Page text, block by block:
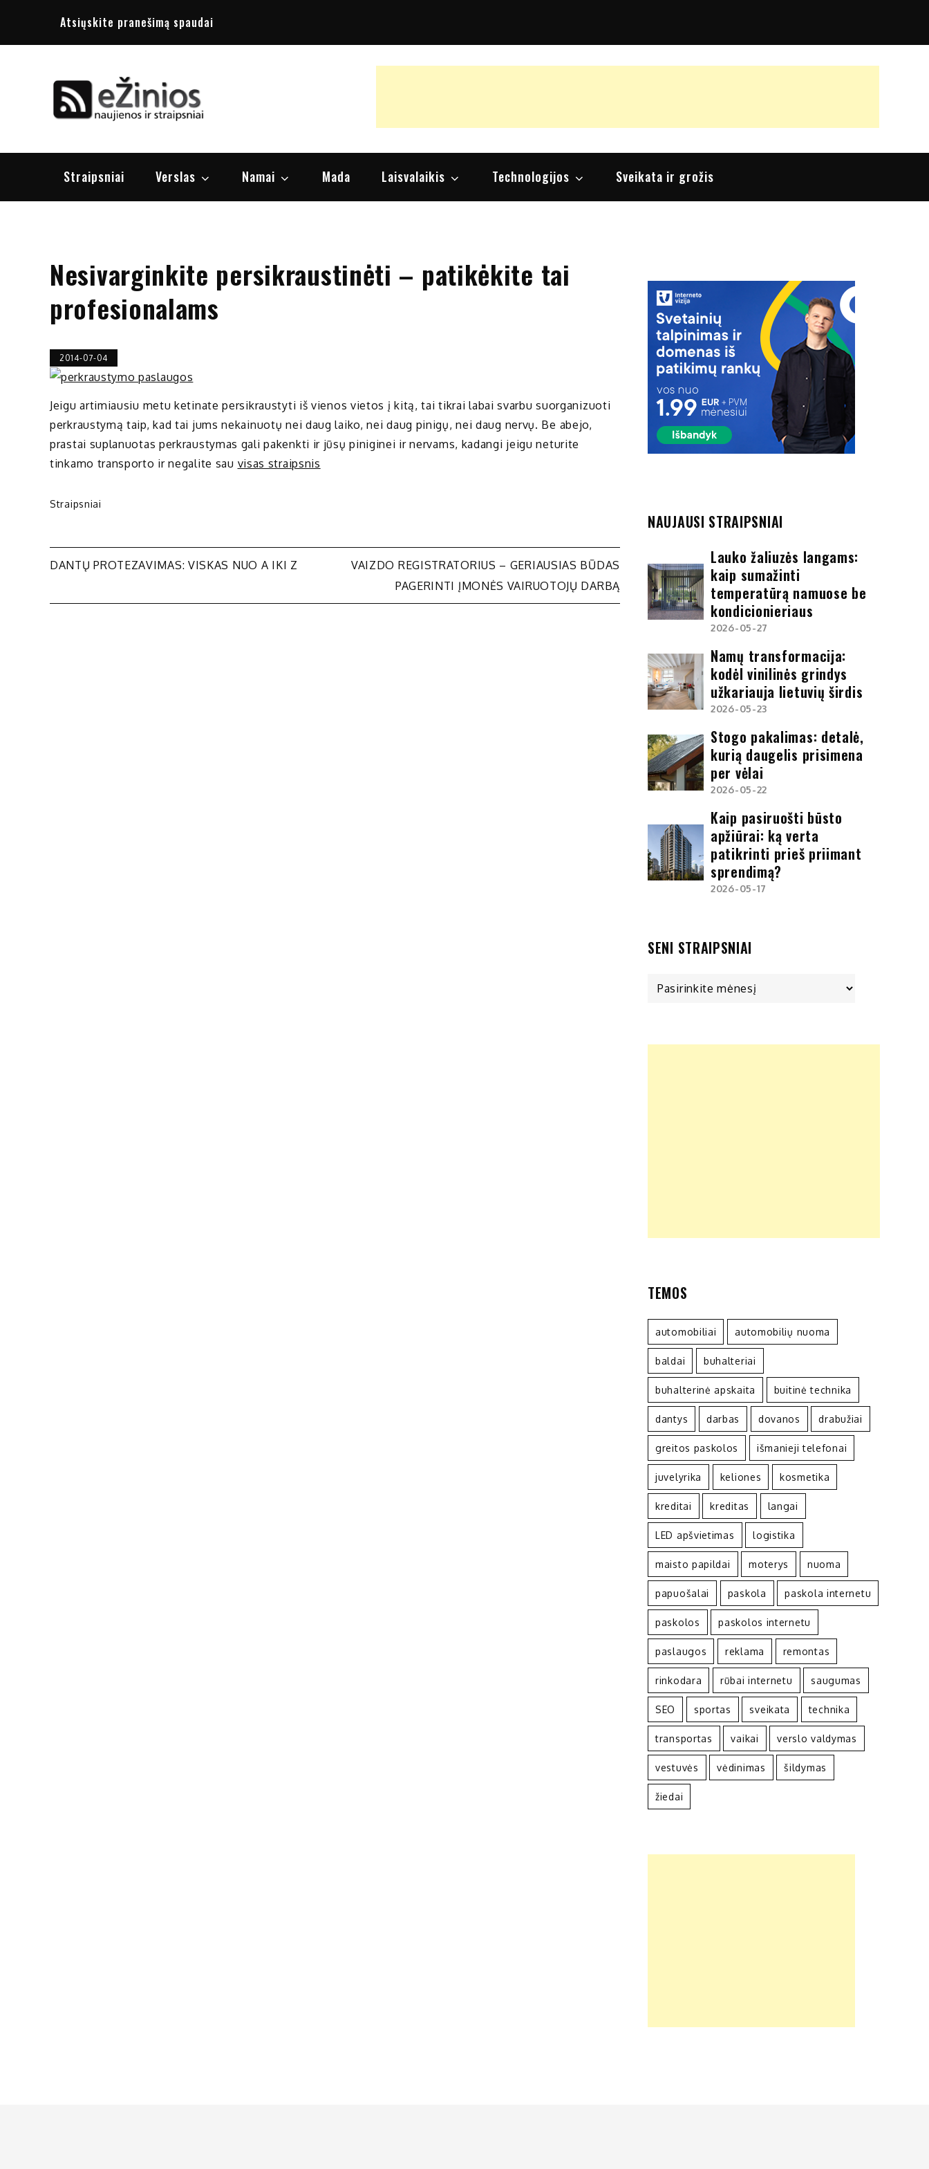
Atsiųskite pranešimą spaudai
Straipsniai Verslas Namai Mada Laisvalaikis Technologijos Sveikata ir grožis
Nesivarginkite persikraustinėti – patikėkite tai
profesionalams
2014-07-04
Jeigu artimiausiu metu ketinate persikraustyti iš vienos vietos į kitą, tai tikrai labai svarbu suorganizuoti
perkraustymą taip, kad tai jums nekainuotų nei daug laiko, nei daug pinigų, nei daug nervų. Be abejo,
prastai suplanuotas perkraustymas gali pakenkti ir jūsų piniginei ir nervams, kadangi jeigu neturite
tinkamo transporto ir negalite sau visas straipsnis
Straipsniai
Navigacija
tarp
DANTŲ PROTEZAVIMAS: VISKAS NUO A IKI Z
VAIZDO REGISTRATORIUS – GERIAUSIAS BŪDAS
PAGERINTI ĮMONĖS VAIRUOTOJŲ DARBĄ
NAUJAUSI STRAIPSNIAI
Lauko žaliuzės langams:
kaip sumažinti
temperatūrą namuose be
kondicionieriaus
2026-05-27
Namų transformacija:
kodėl vinilinės grindys
užkariauja lietuvių širdis
2026-05-23
Stogo pakalimas: detalė,
kurią daugelis prisimena
per vėlai
2026-05-22
Kaip pasiruošti būsto
apžiūrai: ką verta
patikrinti prieš priimant
sprendimą?
2026-05-17
SENI STRAIPSNIAI
TEMOS
automobiliai automobilių nuoma
baldai buhalteriai
buhalterinė apskaita buitinė technika
dantys darbas dovanos drabužiai
greitos paskolos išmanieji telefonai
juvelyrika keliones kosmetika
kreditai kreditas langai
LED apšvietimas logistika
maisto papildai moterys nuoma
papuošalai paskola paskola internetu
paskolos paskolos internetu
paslaugos reklama remontas
rinkodara rūbai internetu saugumas
SEO sportas sveikata technika
transportas vaikai verslo valdymas
vestuvės vėdinimas šildymas
žiedai